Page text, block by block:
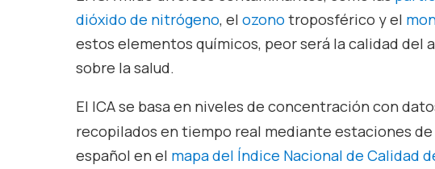
dióxido de nitrógeno, elozono troposférico y el
estos elementos químicos, peor será la calidad del
sobre la salud.
El ICA se basa en niveles de concentración con
recopilados en tiempo real mediante estaciones
español en el mapa del Índice Nacional de Calidad